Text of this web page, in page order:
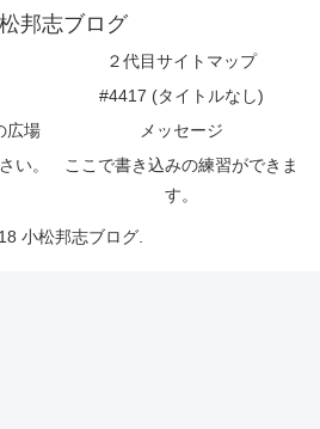
邦志ブログ
２代目サイトマップ
#4417 (タイトルなし)
広場
メッセージ
い。
ここで書き込みの練習ができま
す。
小松邦志ブログ.